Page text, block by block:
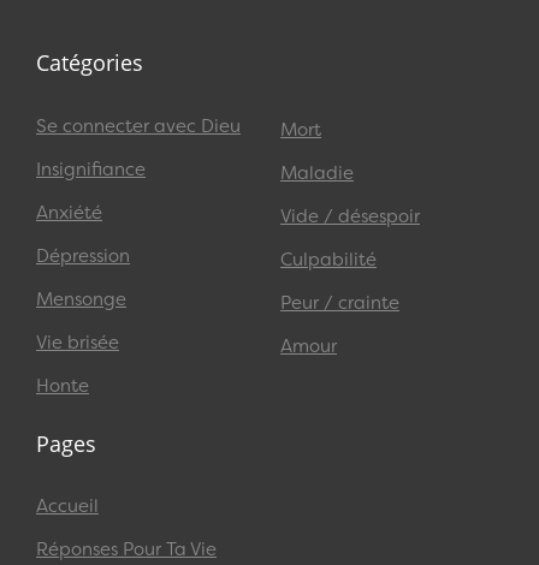
Catégories
Se connecter avec Dieu
Insignifiance
Anxiété
Dépression
Mensonge
Vie brisée
Honte
Mort
Maladie
Vide / désespoir
Culpabilité
Peur / crainte
Amour
Pages
Accueil
Réponses Pour Ta Vie